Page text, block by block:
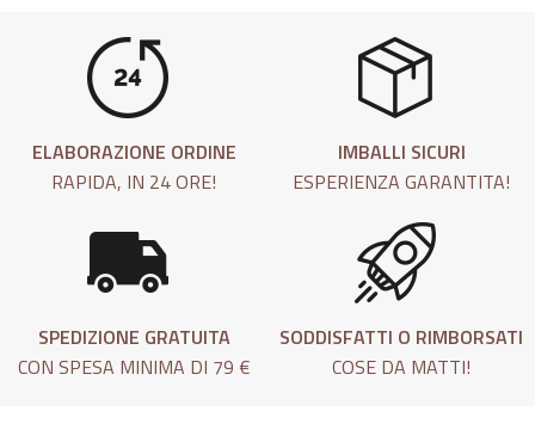
ELABORAZIONE ORDINE
RAPIDA, IN 24 ORE!
IMBALLI SICURI
ESPERIENZA GARANTITA!
SPEDIZIONE GRATUITA
CON SPESA MINIMA DI 79 €
SODDISFATTI O RIMBORSATI
COSE DA MATTI!